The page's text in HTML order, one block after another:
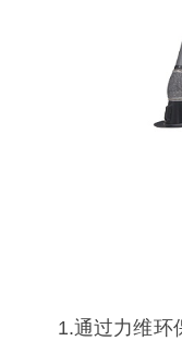
1.通过力维环